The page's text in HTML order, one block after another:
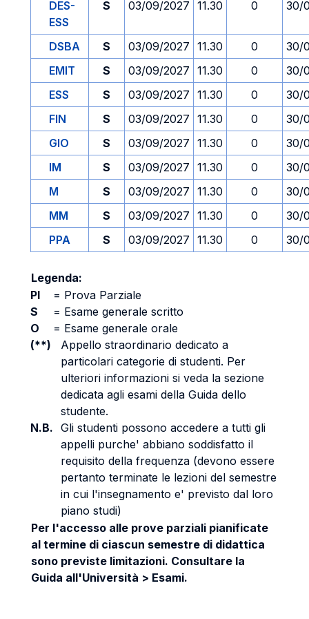
DES-
ESS
S 03/09/2027 11.30 0 30/
DSBA S 03/09/2027 11.30 0
30/
EMIT
S 03/09/2027 11.30 0
30/
ESS
S 03/09/2027 11.30 0
30/
FIN
S 03/09/2027 11.30 0
30/
GIO
S 03/09/2027 11.30 0
30/
IM
S 03/09/2027 11.30 0
30/
M
S 03/09/2027 11.30 0
30/
MM
S 03/09/2027 11.30 0
30/
PPA
S 03/09/2027 11.30 0 30/
Legenda:
PI
= Prova Parziale
S
= Esame generale scritto
O
= Esame generale orale
(**)
Appello straordinario dedicato a
particolari categorie di studenti. Per
ulteriori informazioni si veda la sezione
dedicata agli esami della Guida dello
studente.
N.B. Gli studenti possono accedere a tutti gli
appelli purche' abbiano soddisfatto il
requisito della frequenza (devono essere
pertanto terminate le lezioni del semestre
in cui l'insegnamento e' previsto dal loro
piano studi)
Per l'accesso alle prove parziali pianificate
al termine di ciascun semestre di didattica
sono previste limitazioni. Consultare la
Guida all'Università > Esami.